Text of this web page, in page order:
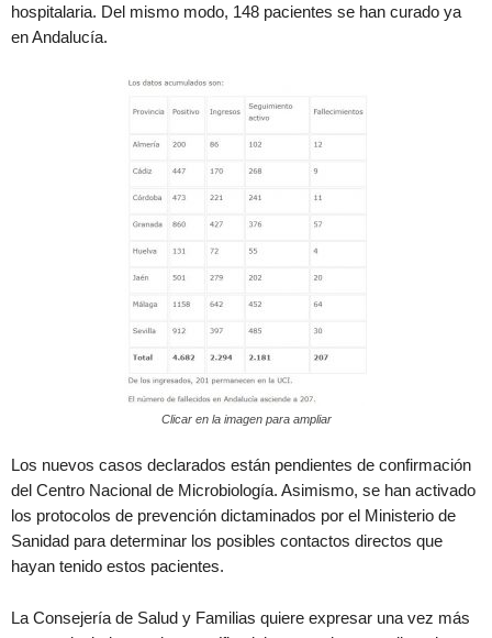
hospitalaria. Del mismo modo, 148 pacientes se han curado ya
en Andalucía.
Clicar en la imagen para ampliar
Los nuevos casos declarados están pendientes de confirmación
del Centro Nacional de Microbiología. Asimismo, se han activado
los protocolos de prevención dictaminados por el Ministerio de
Sanidad para determinar los posibles contactos directos que
hayan tenido estos pacientes.
La Consejería de Salud y Familias quiere expresar una vez más